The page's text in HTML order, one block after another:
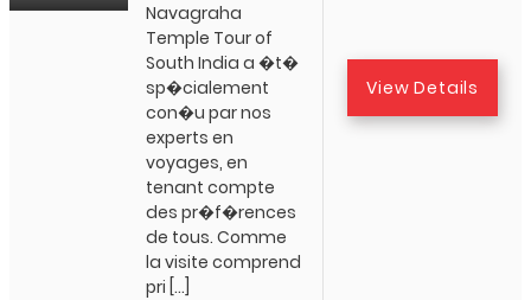
Navagraha
Temple Tour of
South India a �t�
sp�cialement
con�u par nos
experts en
voyages, en
tenant compte
des pr�f�rences
de tous. Comme
la visite comprend
pri […]
View Details